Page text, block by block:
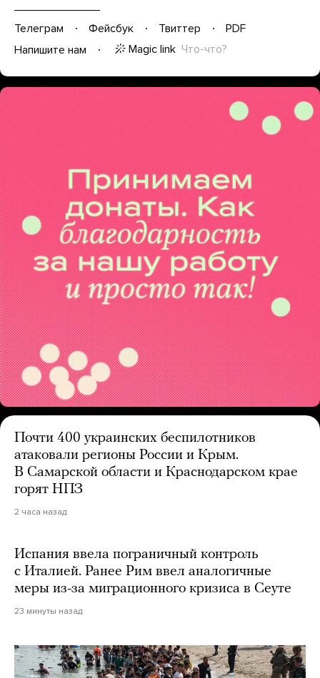
Телеграм Фейсбук Твиттер
PDF
Напишите нам
Magic link Что-что?
Почти 400 украинских беспилотников
атаковали регионы России и Крым.
В Самарской области и Краснодарском крае
горят НПЗ
2 часа назад
Испания ввела пограничный контроль
с Италией. Ранее Рим ввел аналогичные
меры из-за миграционного кризиса в Сеуте
23 минуты назад